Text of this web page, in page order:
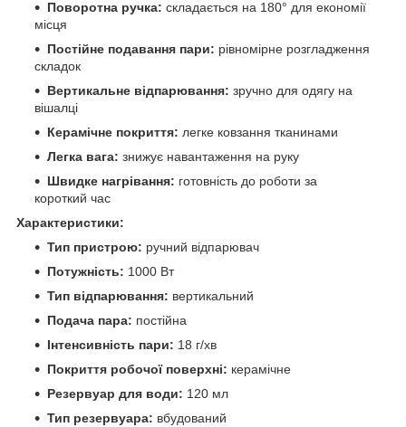
Поворотна ручка: складається на 180° для економії
місця
Постійне подавання пари: рівномірне розгладження
складок
Вертикальне відпарювання: зручно для одягу на
вішалці
Керамічне покриття: легке ковзання тканинами
Легка вага: знижує навантаження на руку
Швидке нагрівання: готовність до роботи за
короткий час
Характеристики:
Тип пристрою: ручний відпарювач
Потужність: 1000 Вт
Тип відпарювання: вертикальний
Подача пара: постійна
Інтенсивність пари: 18 г/хв
Покриття робочої поверхні: керамічне
Резервуар для води: 120 мл
Тип резервуара: вбудований